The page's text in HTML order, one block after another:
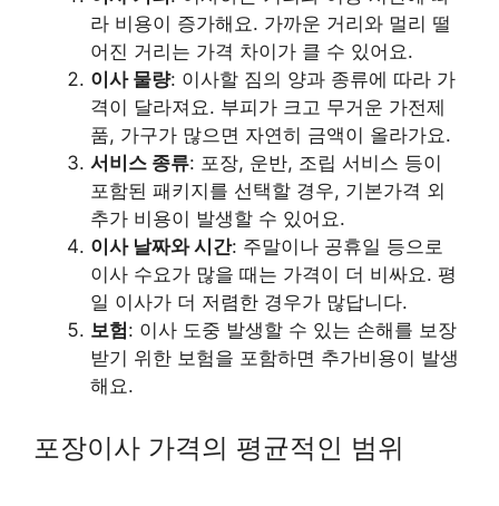
라 비용이 증가해요. 가까운 거리와 멀리 떨
어진 거리는 가격 차이가 클 수 있어요.
이사 물량: 이사할 짐의 양과 종류에 따라 가
격이 달라져요. 부피가 크고 무거운 가전제
품, 가구가 많으면 자연히 금액이 올라가요.
서비스 종류: 포장, 운반, 조립 서비스 등이
포함된 패키지를 선택할 경우, 기본가격 외
추가 비용이 발생할 수 있어요.
이사 날짜와 시간: 주말이나 공휴일 등으로
이사 수요가 많을 때는 가격이 더 비싸요. 평
일 이사가 더 저렴한 경우가 많답니다.
보험: 이사 도중 발생할 수 있는 손해를 보장
받기 위한 보험을 포함하면 추가비용이 발생
해요.
포장이사 가격의 평균적인 범위